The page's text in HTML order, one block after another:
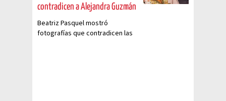
contradicen a Alejandra Guzmán
Beatriz Pasquel mostró
fotografías que contradicen las